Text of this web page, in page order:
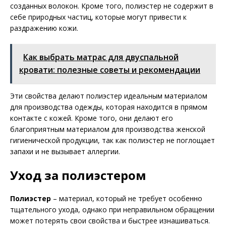
созданных волокон. Кроме того, полиэстер не содержит в
себе природных частиц, которые могут привести к
раздражению кожи.
Как выбрать матрас для двуспальной
кровати: полезные советы и рекомендации
Эти свойства делают полиэстер идеальным материалом
для производства одежды, которая находится в прямом
контакте с кожей. Кроме того, они делают его
благоприятным материалом для производства женской
гигиенической продукции, так как полиэстер не поглощает
запахи и не вызывает аллергии.
Уход за полиэстером
Полиэстер – материал, который не требует особенно
тщательного ухода, однако при неправильном обращении
может потерять свои свойства и быстрее изнашиваться.